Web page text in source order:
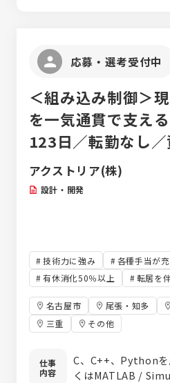
ーカー様と取引をし
任ある立場を目指し
キルを身に付けたい
給与をもっと上げた
い。 転職活動はやはり体力を使うものですの
います。 どんなことでもお悩みがあれば、弊
社に御応募ください
応募・選考受付中
＜組み込み制御＞
を一気通貫で支え
123日／転勤なし
ど充実した研修が魅
アクストリア(株)
設計・開発
技術力に強み 各種手当が
有休消化50％以上
転居を
名古屋市 尾張・知多
三重
その他
仕事
内容
C、C++、Pythonを
くはMATLAB /